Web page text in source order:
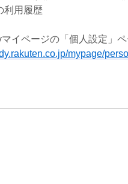
利用履歴
イページの「個人設定」
mypage/